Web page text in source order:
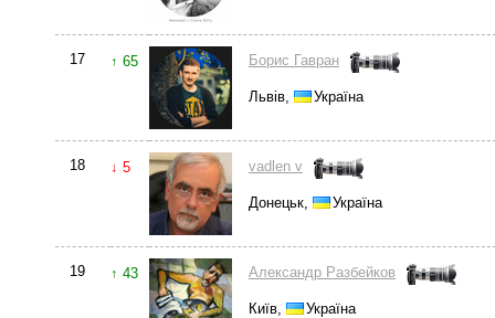
17 ↑ 65 Борис Гавран
Львів, Україна
18 ↓ 5 vadlen v
Донецьк, Україна
19 ↑ 43 Александр Разбейков
Київ, Україна